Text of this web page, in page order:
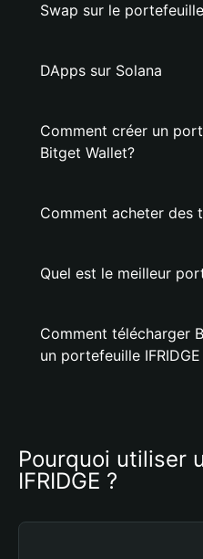
Swap sur le
DApps sur Solana
Comment créer un
Bitget Wallet?
Comment acheter des
Quel est le meilleur
Comment télécharger
un portefeuille IFRIDGE
Pourquoi utiliser
IFRIDGE ?